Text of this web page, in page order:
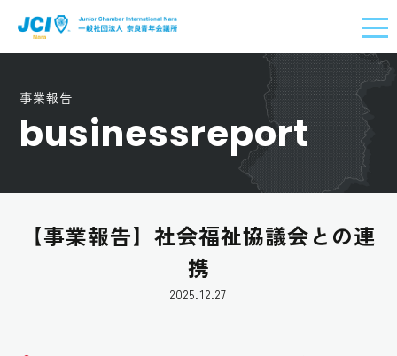
事業報告
businessreport
【事業報告】社会福祉協議会との連
携
2025.12.27